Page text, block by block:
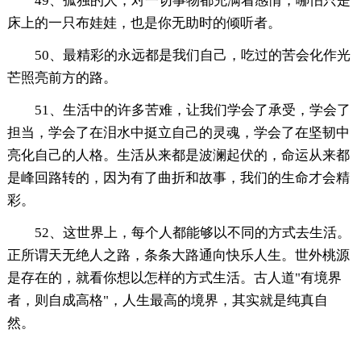
床上的一只布娃娃，也是你无助时的倾听者。
50、最精彩的永远都是我们自己，吃过的苦会化作光
芒照亮前方的路。
51、生活中的许多苦难，让我们学会了承受，学会了
担当，学会了在泪水中挺立自己的灵魂，学会了在坚韧中
亮化自己的人格。生活从来都是波澜起伏的，命运从来都
是峰回路转的，因为有了曲折和故事，我们的生命才会精
彩。
52、这世界上，每个人都能够以不同的方式去生活。
正所谓天无绝人之路，条条大路通向快乐人生。世外桃源
是存在的，就看你想以怎样的方式生活。古人道"有境界
者，则自成高格"，人生最高的境界，其实就是纯真自
然。